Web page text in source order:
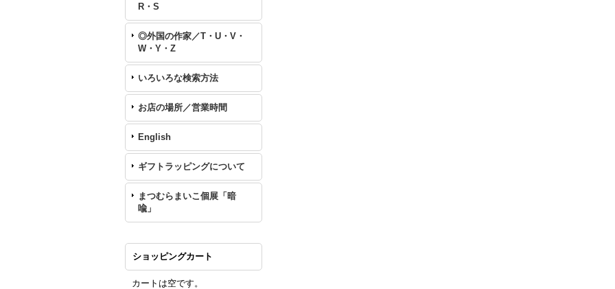
R・S
◎外国の作家／T・U・V・
W・Y・Z
いろいろな検索方法
お店の場所／営業時間
English
ギフトラッピングについて
まつむらまいこ個展「暗
喩」
ショッピングカート
カートは空です。